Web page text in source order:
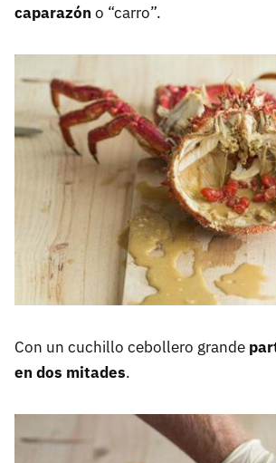
caparazón o “carro”.
Con un cuchillo cebollero grande
en dos mitades.